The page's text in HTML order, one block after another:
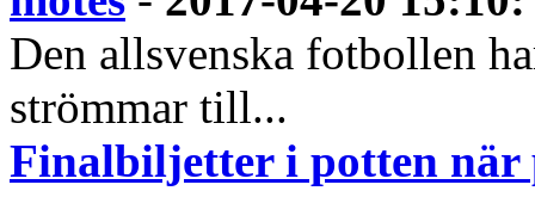
Den allsvenska fotbollen
strömmar till...
Finalbiljetter i potten när